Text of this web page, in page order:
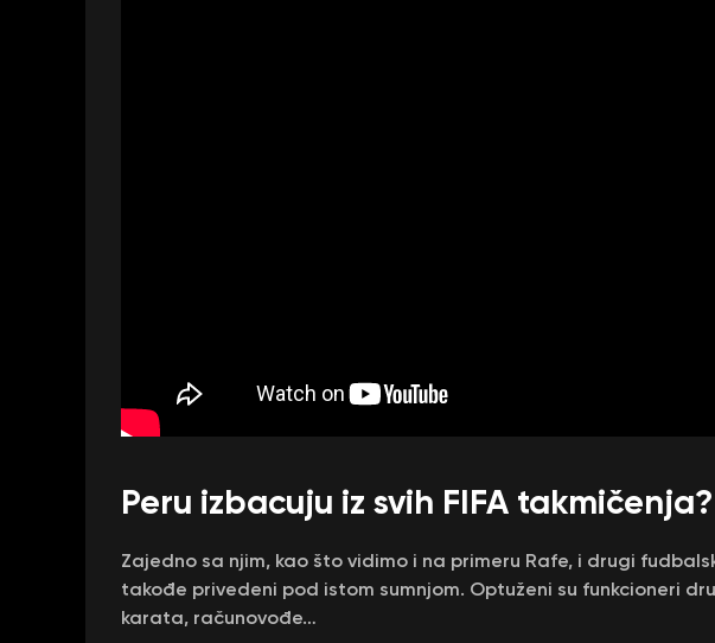
Peru izbacuju iz svih FIFA
Zajedno sa njim, kao što vidimo i na primeru Rafe, i drugi
takođe privedeni pod istom sumnjom. Optuženi su funkcioneri
karata, računovođe…